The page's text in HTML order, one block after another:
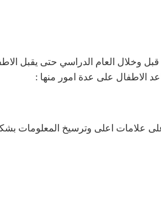
وخلال العام الدراسي حتى يقبل
الاطفال على عدة امور منها :
علامات اعلى وترسيخ المعلومات